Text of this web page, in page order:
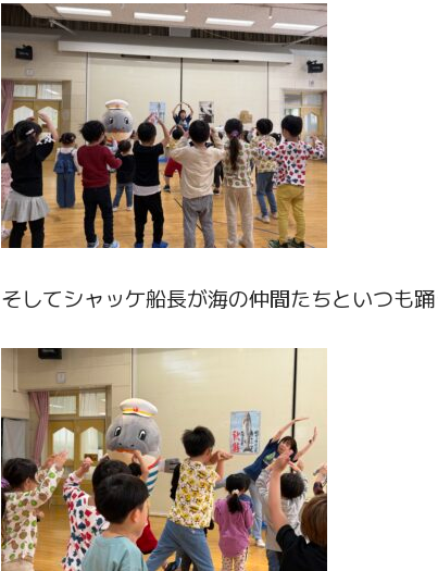
そしてシャッケ船長が海の仲間たちといつも